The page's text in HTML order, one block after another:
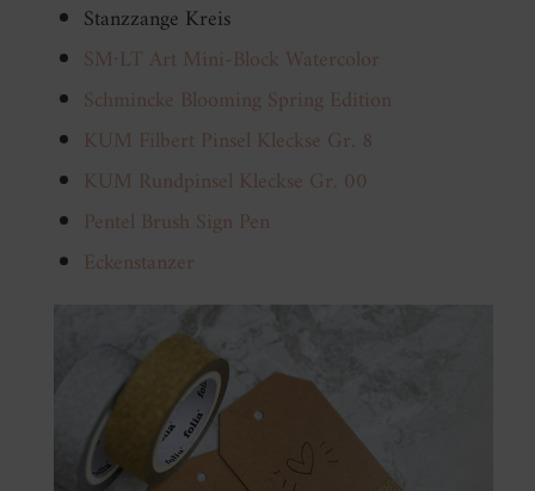
Stanzzange Kreis
SM∙LT Art Mini-Block Watercolor
Schmincke Blooming Spring Edition
KUM Filbert Pinsel Kleckse Gr. 8
KUM Rundpinsel Kleckse Gr. 00
Pentel Brush Sign Pen
Eckenstanzer